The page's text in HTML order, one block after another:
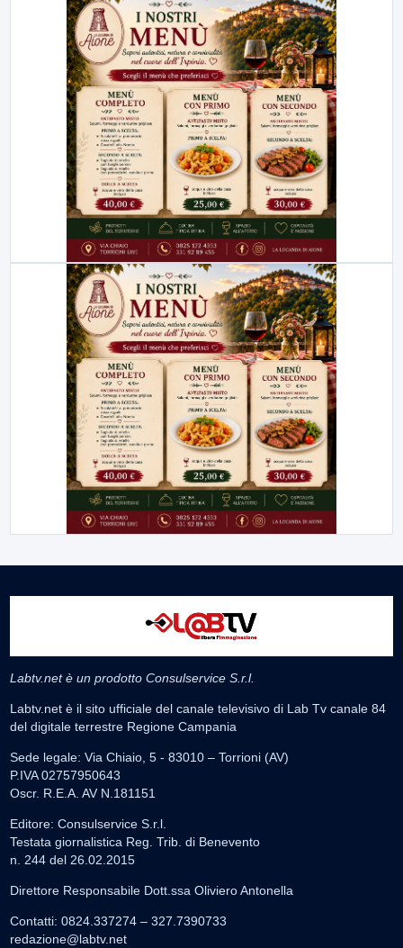
Labtv.net è un prodotto Consulservice S.r.l.
Labtv.net è il sito ufficiale del canale televisivo di Lab Tv canale 84
del digitale terrestre Regione Campania
Sede legale: Via Chiaio, 5 - 83010 – Torrioni (AV)
P.IVA 02757950643
Oscr. R.E.A. AV N.181151
Editore: Consulservice S.r.l.
Testata giornalistica Reg. Trib. di Benevento
n. 244 del 26.02.2015
Direttore Responsabile Dott.ssa Oliviero Antonella
Contatti: 0824.337274 – 327.7390733
redazione@labtv.net